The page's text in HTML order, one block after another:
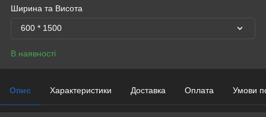
Ширина та Висота
600 * 1500
В наявності
Опис Характеристики Доставка Оплата Умови